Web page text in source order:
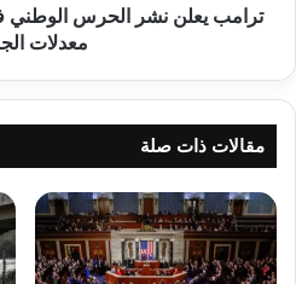
معدلات
ترامب يعلن نشر الحرس الوطني
معدلات
مقالات ذات صلة